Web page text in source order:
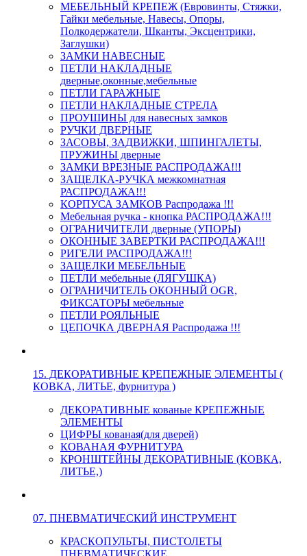
МЕБЕЛЬНЫЙ КРЕПЕЖ (Евровинты, Стяжки,
Гайки мебельные, Навесы, Опоры,
Полкодержатели, Шканты, Эксцентрики,
Заглушки)
ЗАМКИ НАВЕСНЫЕ
ПЕТЛИ НАКЛАДНЫЕ
дверные,оконные,мебельные
ПЕТЛИ ГАРАЖНЫЕ
ПЕТЛИ НАКЛАДНЫЕ СТРЕЛА
ПРОУШИНЫ для навесных замков
РУЧКИ ДВЕРНЫЕ
ЗАСОВЫ, ЗАДВИЖКИ, ШПИНГАЛЕТЫ,
ПРУЖИНЫ дверные
ЗАМКИ ВРЕЗНЫЕ РАСПРОДАЖА!!!
ЗАЩЕЛКА-РУЧКА межкомнатная
РАСПРОДАЖА!!!
КОРПУСА ЗАМКОВ Распродажа !!!
Мебельная ручка - кнопка РАСПРОДАЖА!!!
ОГРАНИЧИТЕЛИ дверные (УПОРЫ)
ОКОННЫЕ ЗАВЕРТКИ РАСПРОДАЖА!!!
РИГЕЛИ РАСПРОДАЖА!!!
ЗАЩЕЛКИ МЕБЕЛЬНЫЕ
ПЕТЛИ мебельные (ЛЯГУШКА)
ОГРАНИЧИТЕЛЬ ОКОННЫЙ OGR,
ФИКСАТОРЫ мебельные
ПЕТЛИ РОЯЛЬНЫЕ
ЦЕПОЧКА ДВЕРНАЯ Распродажа !!!
15. ДЕКОРАТИВНЫЕ КРЕПЕЖНЫЕ ЭЛЕМЕНТЫ (
КОВКА, ЛИТЬЕ, фурнитура )
ДЕКОРАТИВНЫЕ кованые КРЕПЕЖНЫЕ
ЭЛЕМЕНТЫ
ЦИФРЫ кованая(для дверей)
КОВАНАЯ ФУРНИТУРА
КРОНШТЕЙНЫ ДЕКОРАТИВНЫЕ (КОВКА,
ЛИТЬЕ,)
07. ПНЕВМАТИЧЕСКИЙ ИНСТРУМЕНТ
КРАСКОПУЛЬТЫ, ПИСТОЛЕТЫ
ПНЕВМАТИЧЕСКИЕ